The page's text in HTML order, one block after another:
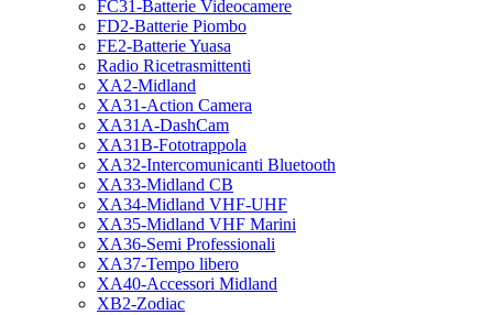
FC31-Batterie Videocamere
FD2-Batterie Piombo
FE2-Batterie Yuasa
Radio Ricetrasmittenti
XA2-Midland
XA31-Action Camera
XA31A-DashCam
XA31B-Fototrappola
XA32-Intercomunicanti Bluetooth
XA33-Midland CB
XA34-Midland VHF-UHF
XA35-Midland VHF Marini
XA36-Semi Professionali
XA37-Tempo libero
XA40-Accessori Midland
XB2-Zodiac